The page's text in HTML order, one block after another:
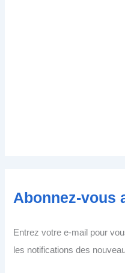
Abonnez-vous
Entrez votre e-mail pour
les notifications des